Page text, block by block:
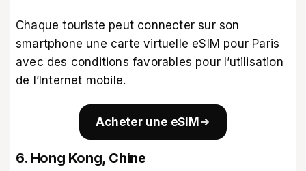
Chaque touriste peut connecter sur son
smartphone une carte virtuelle eSIM pour Paris
avec des conditions favorables pour l’utilisation
de l’Internet mobile.
Acheter une eSIM
6. Hong Kong, Chine